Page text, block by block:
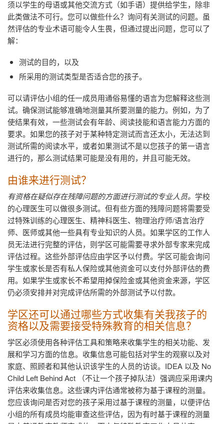
须以学生的母语或其他交流方式（如手语）提供给学生，除非
此类做法不可行。您可以做些什么？询问有关测试的问题。虽
然评估的专业术语可能令人生畏，但通过提出问题，您可以了
解：
测试的目的，以及
所采用的测试类型是否适合您的孩子。
可以请评估小组的任一成员用通俗易懂的语言为您解释这些测
试。确保测试能够准确地测量其所要测量的能力。例如，为了
使结果有效，一些测试会有年龄、阅读技能和语言能力方面的
要求。如果您的孩子对于某种特定测试而言还太小，无法达到
测试所需的阅读水平，或者如果测试不是以您孩子的第一语言
进行的，那么测试结果可能是没有用的，并且可能无效。
由谁来进行测试？
有资格在疑似存在残障问题的方面进行测试的专业人员。 学校
的心理医生可以做很多测试。但有些方面的残障问题将需要受
过特殊训练的心理医生、精神科医生、物理治疗师/语言治疗
师、医师或其他一些具有专业知识的人员。如果学区的工作人
员无法进行完整的评估，则学区可能需要寻求外部专家来完成
评估过程。这些外部评估应由学区予以付费。学区可能会询问
学生或家长是否有私人保险或其他资金可以支付外部评估的费
用。如果学生或家长不希望用掉保险金或其他资金来源，学区
仍必须安排并对完成评估所需的外部测试予以付款。
学区还可以通过哪些方式收集有关我孩子的
资格以及需要接受特殊教育的相关信息？
学区必须使用各种评估工具和策略来收集学生的相关功能、发
展和学习方面的信息。收集信息可能包括对学生的观察以及对
家庭、照顾者和其他认识该学生的人员的访谈。 IDEA 以及 No
Child Left Behind Act
（不让一个孩子掉队法）强调应采用课内
评估来收集信息。这些课内评估通常被称为基于课程的测量。
您应该询问是否对您的孩子采用过基于课程的测量，以便评估
小组的所有成员均能审查这些评估，因为有时基于课程的测量